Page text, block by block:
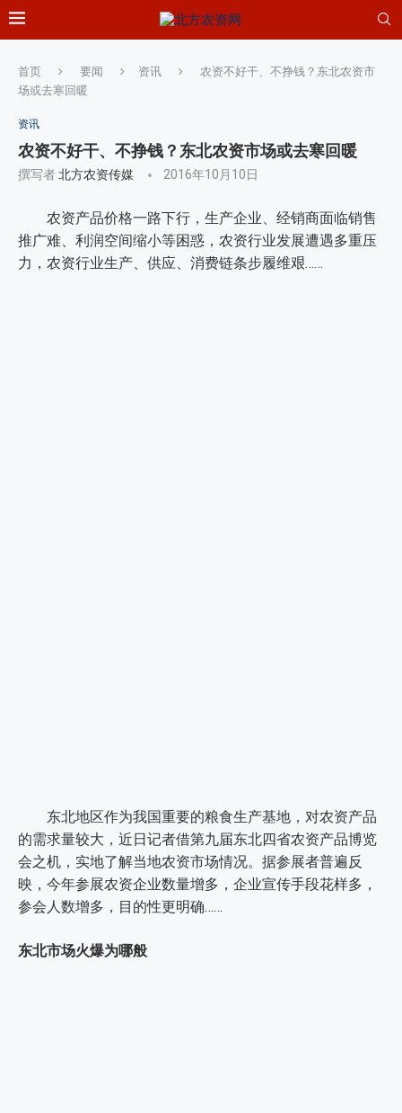
首页 要闻 资讯
农资不好干、不挣钱？东北农资市
场或去寒回暖
资讯
农资不好干、不挣钱？东北农资市场或去寒回暖
撰写者北方农资传媒 2016年10月10日
农资产品价格一路下行，生产企业、经销商面临销售
推广难、利润空间缩小等困惑，农资行业发展遭遇多重压
力，农资行业生产、供应、消费链条步履维艰……
东北地区作为我国重要的粮食生产基地，对农资产品
的需求量较大，近日记者借第九届东北四省农资产品博览
会之机，实地了解当地农资市场情况。据参展者普遍反
映，今年参展农资企业数量增多，企业宣传手段花样多，
参会人数增多，目的性更明确……
东北市场火爆为哪般